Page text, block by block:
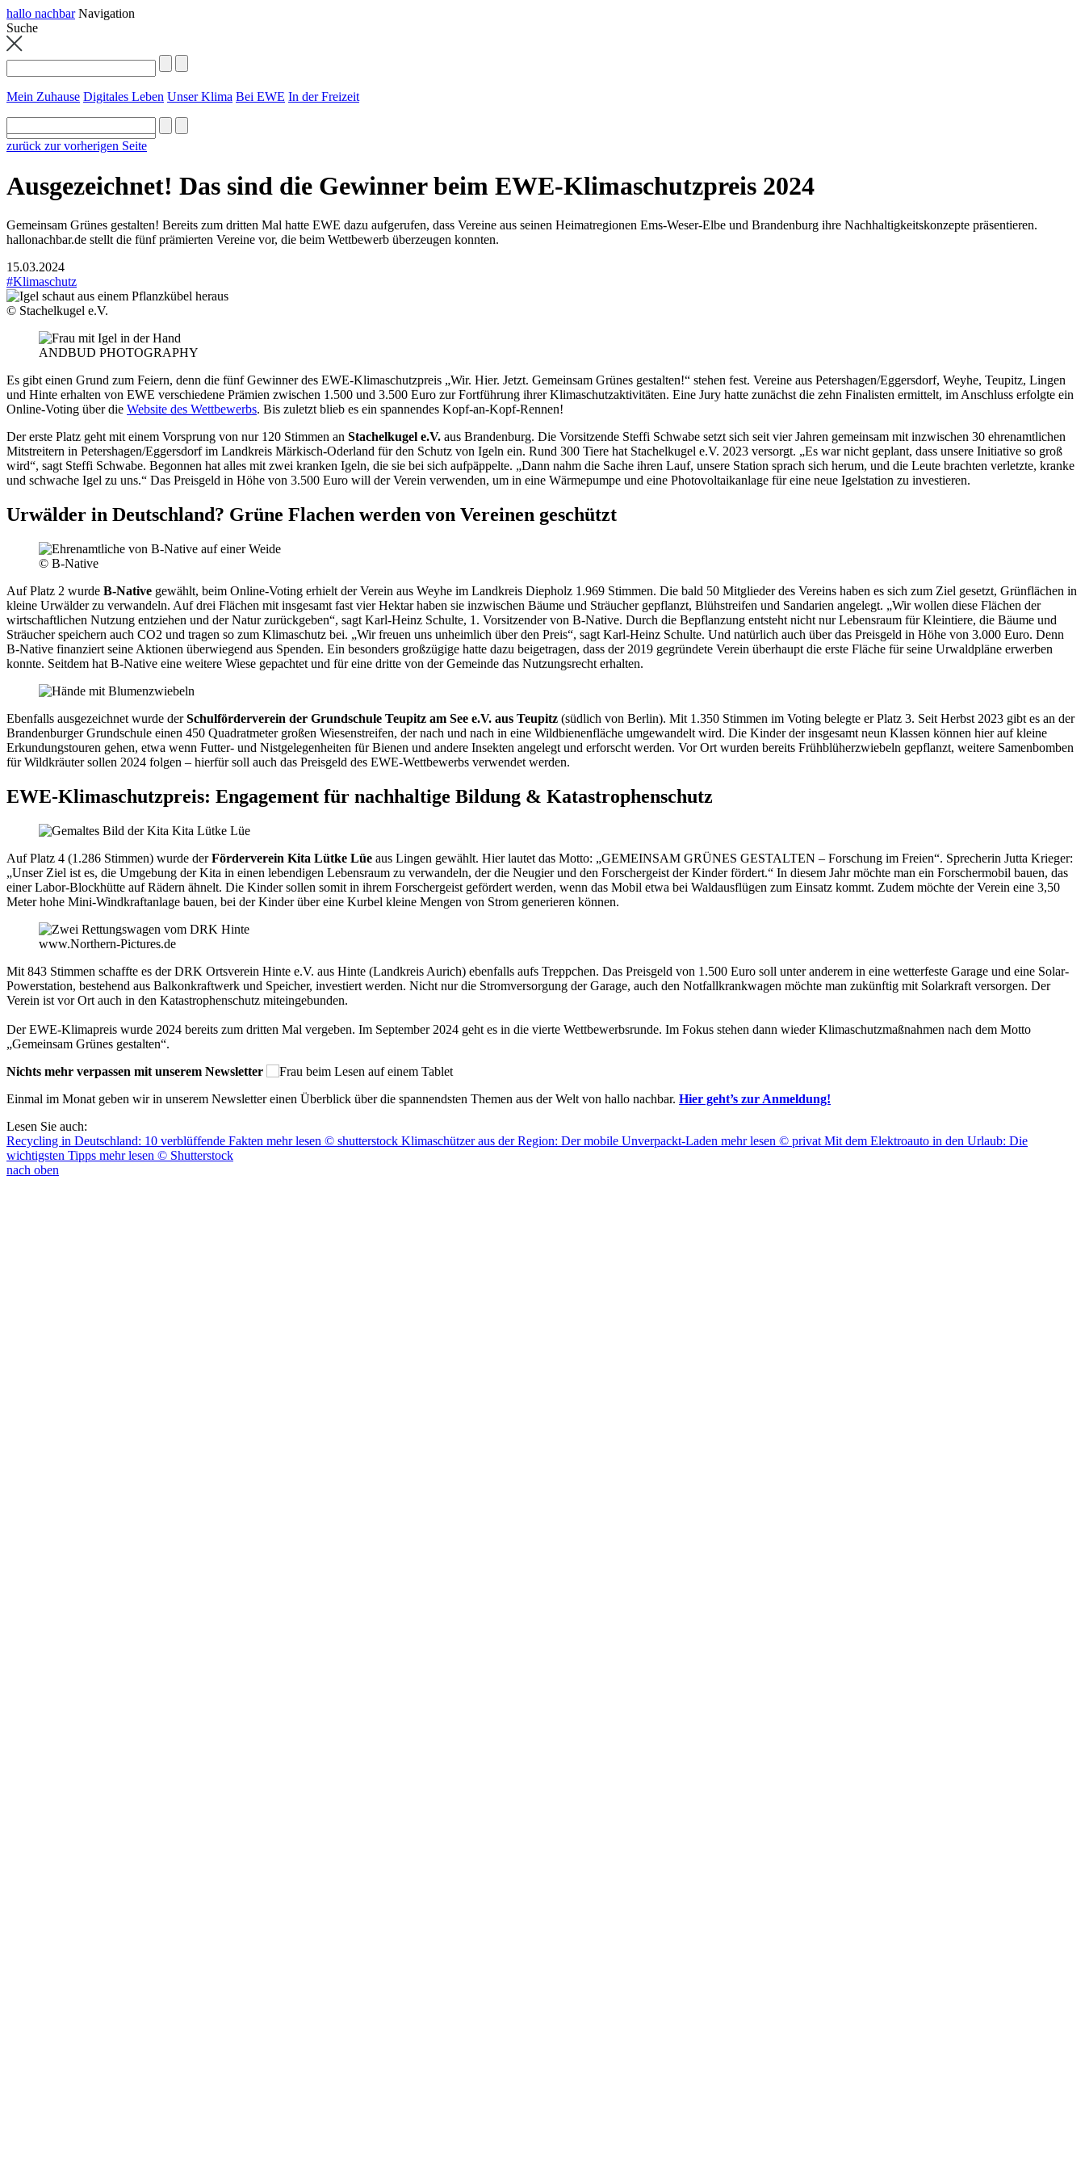
hallo nachbar Navigation
Suche
Mein Zuhause Digitales Leben Unser Klima Bei EWE In der Freizeit
zurück zur vorherigen Seite
Ausgezeichnet! Das sind die Gewinner beim EWE-Klimaschutzpreis 2024
Gemeinsam Grünes gestalten! Bereits zum dritten Mal hatte EWE dazu aufgerufen, dass Vereine aus seinen Heimatregionen Ems-Weser-Elbe und Brandenburg ihre Nachhaltigkeitskonzepte präsentieren.
hallonachbar.de stellt die fünf prämierten Vereine vor, die beim Wettbewerb überzeugen konnten.
15.03.2024
#Klimaschutz
© Stachelkugel e.V.
ANDBUD PHOTOGRAPHY
Es gibt einen Grund zum Feiern, denn die fünf Gewinner des EWE-Klimaschutzpreis „Wir. Hier. Jetzt. Gemeinsam Grünes gestalten!“ stehen fest. Vereine aus Petershagen/Eggersdorf, Weyhe, Teupitz, Lingen
und Hinte erhalten von EWE verschiedene Prämien zwischen 1.500 und 3.500 Euro zur Fortführung ihrer Klimaschutzaktivitäten. Eine Jury hatte zunächst die zehn Finalisten ermittelt, im Anschluss erfolgte ein
Online-Voting über die Website des Wettbewerbs. Bis zuletzt blieb es ein spannendes Kopf-an-Kopf-Rennen!
Der erste Platz geht mit einem Vorsprung von nur 120 Stimmen an Stachelkugel e.V. aus Brandenburg. Die Vorsitzende Steffi Schwabe setzt sich seit vier Jahren gemeinsam mit inzwischen 30 ehrenamtlichen
Mitstreitern in Petershagen/Eggersdorf im Landkreis Märkisch-Oderland für den Schutz von Igeln ein. Rund 300 Tiere hat Stachelkugel e.V. 2023 versorgt. „Es war nicht geplant, dass unsere Initiative so groß
wird“, sagt Steffi Schwabe. Begonnen hat alles mit zwei kranken Igeln, die sie bei sich aufpäppelte. „Dann nahm die Sache ihren Lauf, unsere Station sprach sich herum, und die Leute brachten verletzte, kranke
und schwache Igel zu uns.“ Das Preisgeld in Höhe von 3.500 Euro will der Verein verwenden, um in eine Wärmepumpe und eine Photovoltaikanlage für eine neue Igelstation zu investieren.
Urwälder in Deutschland? Grüne Flachen werden von Vereinen geschützt
© B-Native
Auf Platz 2 wurde B-Native gewählt, beim Online-Voting erhielt der Verein aus Weyhe im Landkreis Diepholz 1.969 Stimmen. Die bald 50 Mitglieder des Vereins haben es sich zum Ziel gesetzt, Grünflächen in
kleine Urwälder zu verwandeln. Auf drei Flächen mit insgesamt fast vier Hektar haben sie inzwischen Bäume und Sträucher gepflanzt, Blühstreifen und Sandarien angelegt. „Wir wollen diese Flächen der
wirtschaftlichen Nutzung entziehen und der Natur zurückgeben“, sagt Karl-Heinz Schulte, 1. Vorsitzender von B-Native. Durch die Bepflanzung entsteht nicht nur Lebensraum für Kleintiere, die Bäume und
Sträucher speichern auch CO2 und tragen so zum Klimaschutz bei. „Wir freuen uns unheimlich über den Preis“, sagt Karl-Heinz Schulte. Und natürlich auch über das Preisgeld in Höhe von 3.000 Euro. Denn
B-Native finanziert seine Aktionen überwiegend aus Spenden. Ein besonders großzügige hatte dazu beigetragen, dass der 2019 gegründete Verein überhaupt die erste Fläche für seine Urwaldpläne erwerben
konnte. Seitdem hat B-Native eine weitere Wiese gepachtet und für eine dritte von der Gemeinde das Nutzungsrecht erhalten.
Ebenfalls ausgezeichnet wurde derSchulförderverein der Grundschule Teupitz am See e.V. aus Teupitz (südlich von Berlin). Mit 1.350 Stimmen im Voting belegte er Platz 3. Seit Herbst 2023 gibt es an der
Brandenburger Grundschule einen 450 Quadratmeter großen Wiesenstreifen, der nach und nach in eine Wildbienenfläche umgewandelt wird. Die Kinder der insgesamt neun Klassen können hier auf kleine
Erkundungstouren gehen, etwa wenn Futter- und Nistgelegenheiten für Bienen und andere Insekten angelegt und erforscht werden. Vor Ort wurden bereits Frühblüherzwiebeln gepflanzt, weitere Samenbomben
für Wildkräuter sollen 2024 folgen – hierfür soll auch das Preisgeld des EWE-Wettbewerbs verwendet werden.
EWE-Klimaschutzpreis: Engagement für nachhaltige Bildung & Katastrophenschutz
Auf Platz 4 (1.286 Stimmen) wurde derFörderverein Kita Lütke Lüe aus Lingen gewählt. Hier lautet das Motto: „GEMEINSAM GRÜNES GESTALTEN – Forschung im Freien“. Sprecherin Jutta Krieger:
„Unser Ziel ist es, die Umgebung der Kita in einen lebendigen Lebensraum zu verwandeln, der die Neugier und den Forschergeist der Kinder fördert.“ In diesem Jahr möchte man ein Forschermobil bauen, das
einer Labor-Blockhütte auf Rädern ähnelt. Die Kinder sollen somit in ihrem Forschergeist gefördert werden, wenn das Mobil etwa bei Waldausflügen zum Einsatz kommt. Zudem möchte der Verein eine 3,50
Meter hohe Mini-Windkraftanlage bauen, bei der Kinder über eine Kurbel kleine Mengen von Strom generieren können.
www.Northern-Pictures.de
Mit 843 Stimmen schaffte es der DRK Ortsverein Hinte e.V. aus Hinte (Landkreis Aurich) ebenfalls aufs Treppchen. Das Preisgeld von 1.500 Euro soll unter anderem in eine wetterfeste Garage und eine Solar-
Powerstation, bestehend aus Balkonkraftwerk und Speicher, investiert werden. Nicht nur die Stromversorgung der Garage, auch den Notfallkrankwagen möchte man zukünftig mit Solarkraft versorgen. Der
Verein ist vor Ort auch in den Katastrophenschutz miteingebunden.
Der EWE-Klimapreis wurde 2024 bereits zum dritten Mal vergeben. Im September 2024 geht es in die vierte Wettbewerbsrunde. Im Fokus stehen dann wieder Klimaschutzmaßnahmen nach dem Motto
„Gemeinsam Grünes gestalten“.
Nichts mehr verpassen mit unserem Newsletter
Einmal im Monat geben wir in unserem Newsletter einen Überblick über die spannendsten Themen aus der Welt von hallo nachbar. Hier geht’s zur Anmeldung!
Lesen Sie auch:
Recycling in Deutschland: 10 verblüffende Fakten mehr lesen © shutterstock Klimaschützer aus der Region: Der mobile Unverpackt-Laden mehr lesen © privat Mit dem Elektroauto in den Urlaub: Die
wichtigsten Tipps mehr lesen © Shutterstock
nach oben